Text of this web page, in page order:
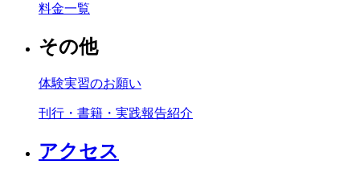
料金一覧
その他
体験実習のお願い
刊行・書籍・実践報告紹介
アクセス